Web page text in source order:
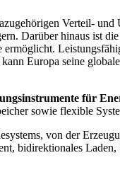
Verteil-
Darüber hinaus ist
Europa seine
für
sowie flexible
von der
bidirektionales